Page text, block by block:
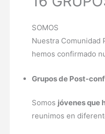
SOMOS
Nuestra Comunidad
hemos confirmado
Grupos de Post-
Somos jóvenes que
reunimos en